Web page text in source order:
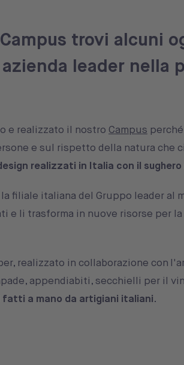
trovi alcuni
leader nella
e realizzato il nostro Campus
e sul rispetto della natura che
realizzati in Italia con il
la filiale italiana del Gruppo leader al
e li trasforma in nuove risorse per
realizzato in collaborazione con
appendiabiti, secchielli per il
fatti a mano da artigiani italiani.